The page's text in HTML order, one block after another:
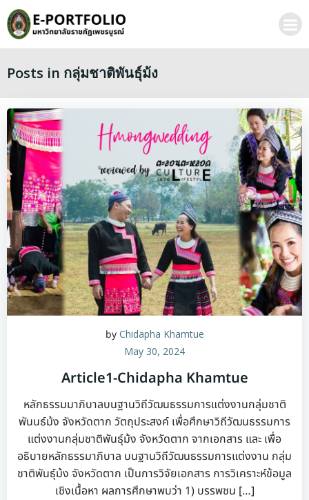
Posts in กลุ่มชาติพันธุ์ม้ง
by Chidapha Khamtue
May 30, 2024
Article1-Chidapha Khamtue
หลักธรรมมาภิบาลบนฐานวิถีวัฒนธรรมการแต่งงานกลุ่มชาติ
พันนธ์ม้ง จังหวัดตาก วัตถุประสงค์ เพื่อศึกษาวิถีวัฒนธรรมการ
แต่งงานกลุ่มชาติพันธุ์ม้ง จังหวัดตาก จากเอกสาร และ เพื่อ
อธิบายหลักธรรมาภิบาล บนฐานวิถีวัฒนธรรมการแต่งงาน กลุ่ม
ชาติพันธุ์ม้ง จังหวัดตาก เป็นการวิจัยเอกสาร การวิเคราะห์ข้อมูล
เชิงเนื้อหา ผลการศึกษาพบว่า 1) บรรพชน […]